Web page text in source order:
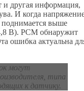
и другая информация,
И когда
поднимается выше
В). PCM обнаружит
ошибка актуальна
могут
типа
к датчику.